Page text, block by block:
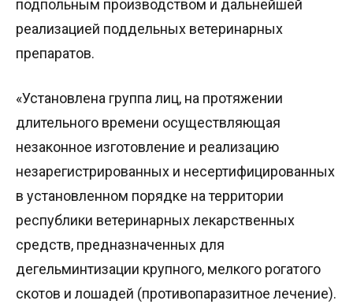
подпольным производством и дальнейшей
реализацией поддельных ветеринарных
препаратов.
«Установлена группа лиц, на протяжении
длительного времени осуществляющая
незаконное изготовление и реализацию
незарегистрированных и несертифицированных
в установленном порядке на территории
республики ветеринарных лекарственных
средств, предназначенных для
дегельминтизации крупного, мелкого рогатого
скотов и лошадей (противопаразитное лечение).